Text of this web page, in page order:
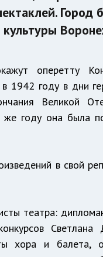
оперетту
в 1942 году в дни
Великой
году она была
в свой
театра:
Светлана
хора и балета,